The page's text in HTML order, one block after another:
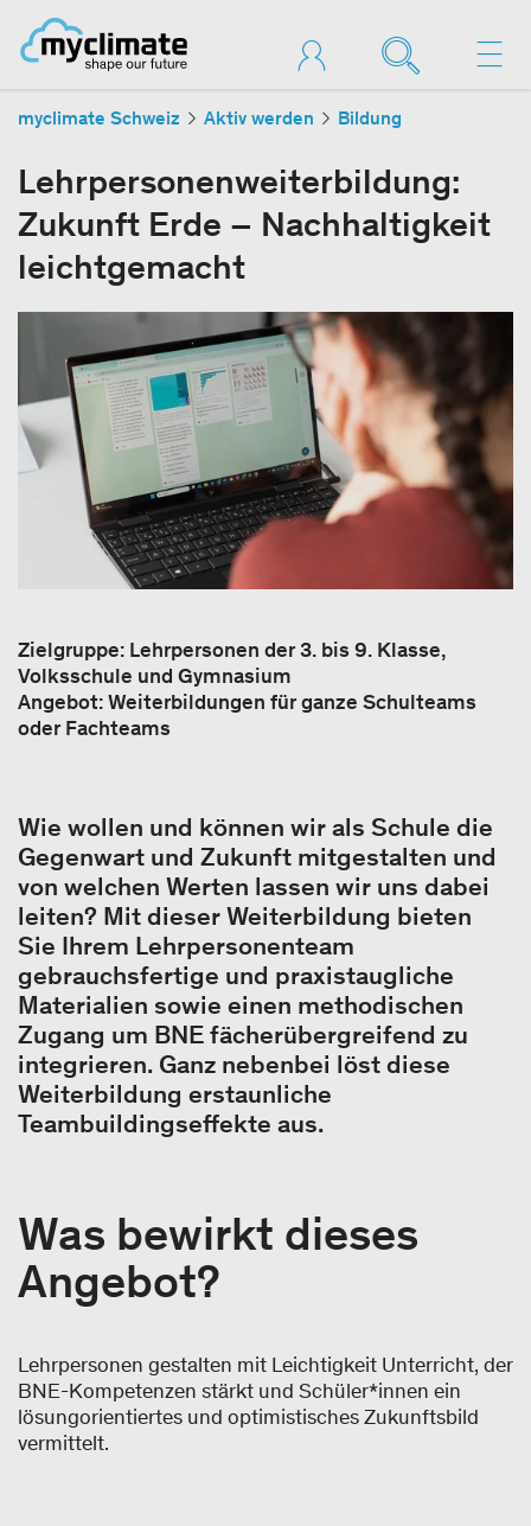
myclimate Schweiz Aktiv werden Bildung
Lehrpersonenweiterbildung:
Zukunft Erde – Nachhaltigkeit
leichtgemacht
Zielgruppe: Lehrpersonen der 3. bis 9. Klasse,
Volksschule und Gymnasium
Angebot: Weiterbildungen für ganze Schulteams
oder Fachteams
Wie wollen und können wir als Schule die
Gegenwart und Zukunft mitgestalten und
von welchen Werten lassen wir uns dabei
leiten? Mit dieser Weiterbildung bieten
Sie Ihrem Lehrpersonenteam
gebrauchsfertige und praxistaugliche
Materialien sowie einen methodischen
Zugang um BNE fächerübergreifend zu
integrieren. Ganz nebenbei löst diese
Weiterbildung erstaunliche
Teambuildingseffekte aus.
Was bewirkt dieses
Angebot?
Lehrpersonen gestalten mit Leichtigkeit Unterricht, der
BNE-Kompetenzen stärkt und Schüler*innen ein
lösungorientiertes und optimistisches Zukunftsbild
vermittelt.